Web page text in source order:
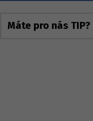
Máte pro nás TIP?